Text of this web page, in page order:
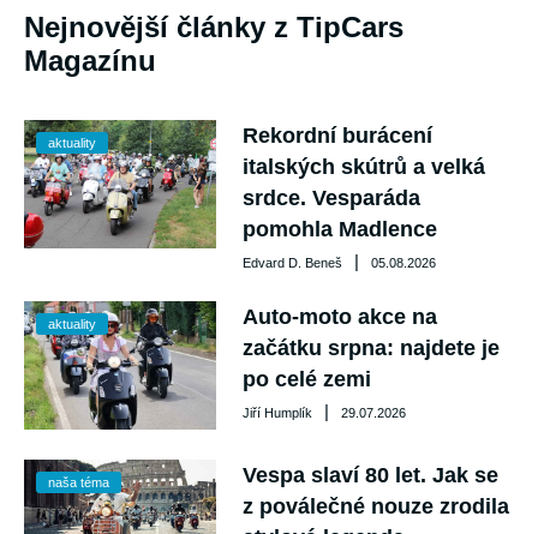
Nejnovější články z TipCars
Magazínu
aktuality
Rekordní burácení
italských skútrů a velká
srdce. Vesparáda
pomohla Madlence
Edvard D. Beneš | 05.08.2026
aktuality
Auto-moto akce na
začátku srpna: najdete je
po celé zemi
Jiří Humplík | 29.07.2026
naša téma
Vespa slaví 80 let. Jak se
z poválečné nouze zrodila